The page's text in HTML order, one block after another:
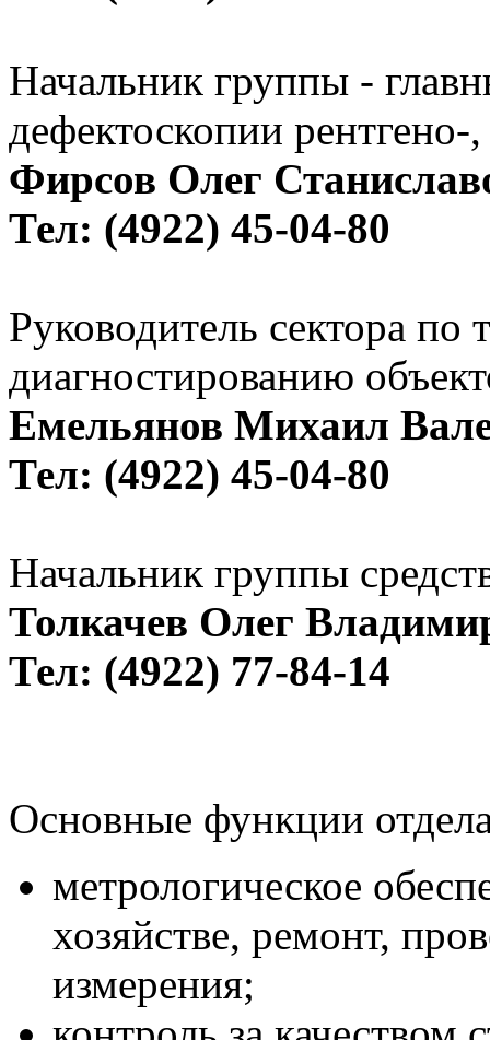
Начальник группы -
дефектоскопии
Фирсов Олег
Тел: (4922) 45-04-80
Руководитель сектора по
диагностированию
Емельянов Михаил
Тел: (4922) 45-04-80
Начальник группы
Толкачев Олег
Тел: (4922) 77-84-14
Основные функции
метрологическое
хозяйстве, ремонт,
измерения;